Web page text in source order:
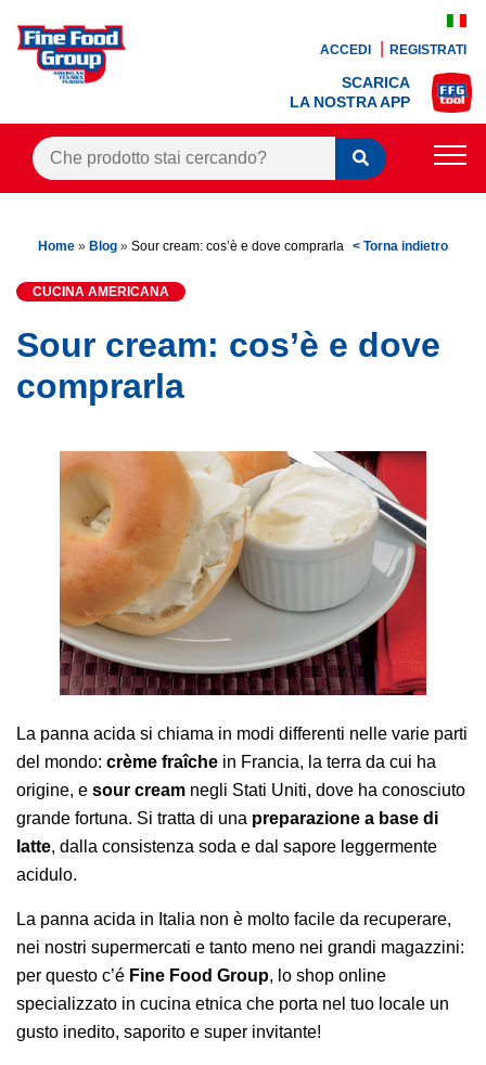
ACCEDI REGISTRATI
SCARICA
LA NOSTRA APP
BLOG
RICETTE
BONUS FEDELTÀ
OFFERTE
AREA AGENTI
Home » Blog » Sour cream: cos’è e dove comprarla < Torna indietro
CUCINA AMERICANA
Sour cream: cos’è e dove
comprarla
La panna acida si chiama in modi differenti nelle varie parti
del mondo: crème fraîche in Francia, la terra da cui ha
origine, e sour cream negli Stati Uniti, dove ha conosciuto
grande fortuna. Si tratta di una preparazione a base di
latte, dalla consistenza soda e dal sapore leggermente
acidulo.
La panna acida in Italia non è molto facile da recuperare,
nei nostri supermercati e tanto meno nei grandi magazzini:
per questo c’é Fine Food Group, lo shop online
specializzato in cucina etnica che porta nel tuo locale un
gusto inedito, saporito e super invitante!